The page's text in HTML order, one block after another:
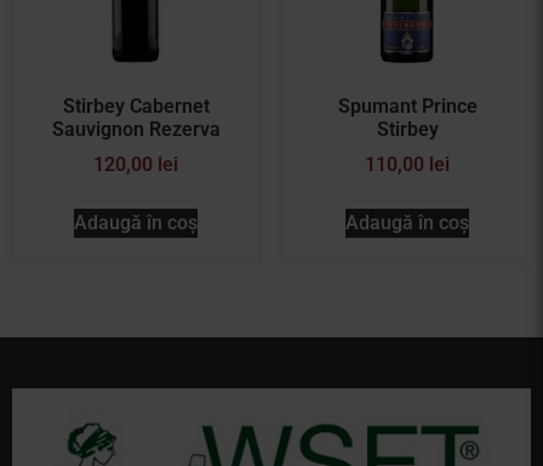
Stirbey Cabernet
Sauvignon Rezerva
120,00 lei
Adaugă în coș
Spumant Prince
Stirbey
110,00 lei
Adaugă în coș